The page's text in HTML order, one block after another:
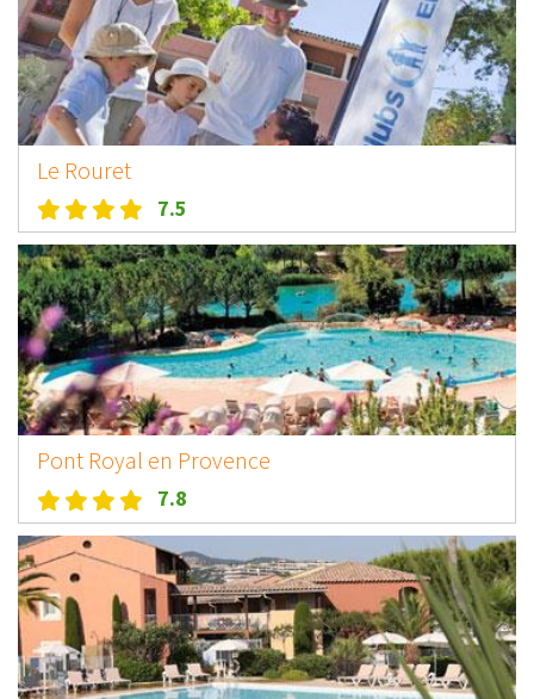
Le Rouret
7.5
Pont Royal en Provence
7.8